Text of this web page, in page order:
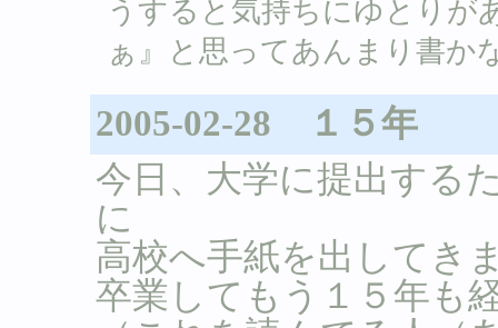
うすると気持ちにゆとりが
ぁ』と思ってあんまり書か
2005-02-28 １５年
今日、大学に提出する
に
高校へ手紙を出してき
卒業してもう１５年も